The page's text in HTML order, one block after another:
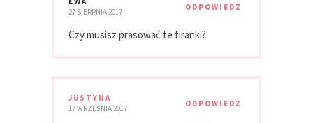
27 SIERPNIA 2017
ODPOWIEDZ
Czy musisz prasować te firanki?
JUSTYNA
17 WRZEŚNIA 2017
ODPOWIEDZ